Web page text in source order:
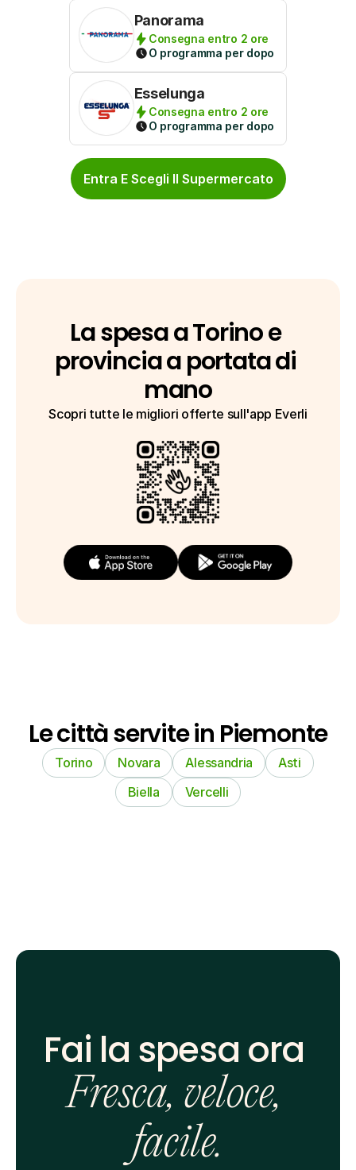
Panorama
Consegna entro 2 ore
O programma per dopo
Esselunga
Consegna entro 2 ore
O programma per dopo
Entra E Scegli Il Supermercato
La spesa a Torino e
provincia a portata di
mano
Scopri tutte le migliori offerte sull'app Everli
Le città servite in Piemonte
Torino Novara Alessandria
Asti
Biella
Vercelli
Fai la spesa ora
Fresca, veloce,
facile.